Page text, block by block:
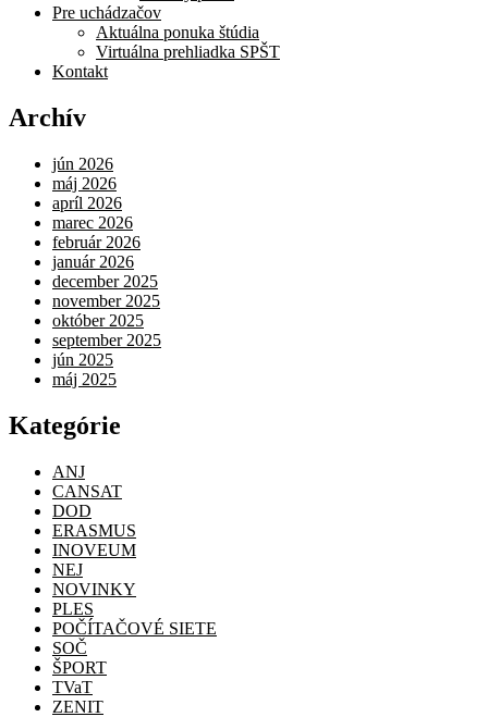
Pre uchádzačov
Aktuálna ponuka štúdia
Virtuálna prehliadka SPŠT
Kontakt
Archív
jún 2026
máj 2026
apríl 2026
marec 2026
február 2026
január 2026
december 2025
november 2025
október 2025
september 2025
jún 2025
máj 2025
Kategórie
ANJ
CANSAT
DOD
ERASMUS
INOVEUM
NEJ
NOVINKY
PLES
POČÍTAČOVÉ SIETE
SOČ
ŠPORT
TVaT
ZENIT